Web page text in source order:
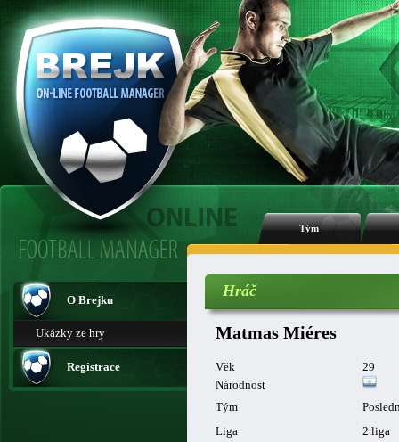
Tým
O Brejku
Ukázky ze hry
Registrace
Hráč
Matmas Miéres
Věk
29
Národnost
Tým
Liga
2.liga